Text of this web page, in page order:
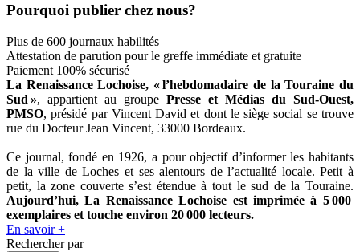
Pourquoi publier chez nous?
Plus de 600 journaux habilités
Attestation de parution pour le greffe immédiate et gratuite
Paiement 100% sécurisé
La Renaissance Lochoise, « l’hebdomadaire de la Touraine du
Sud », appartient au groupe Presse et Médias du Sud-Ouest,
PMSO,présidé par Vincent David et dont lesiège social se trouve
rue du Docteur Jean Vincent, 33000 Bordeaux.
Ce journal,fondé en 1926, a pour objectif d’informer les habitants
de la ville de Loches et ses alentours de l’actualité locale. Petit à
petit, la zone couverte s’est étendue à tout le sud de la Touraine.
Aujourd’hui, La Renaissance Lochoise est impriméeà 5 000
exemplaires et touche environ 20 000 lecteurs.
En savoir +
Rechercher par